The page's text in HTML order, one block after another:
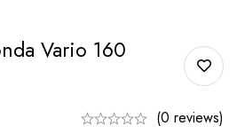
Vario 160
(0 reviews)